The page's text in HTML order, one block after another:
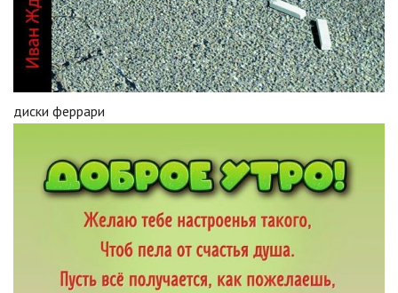
диски феррари